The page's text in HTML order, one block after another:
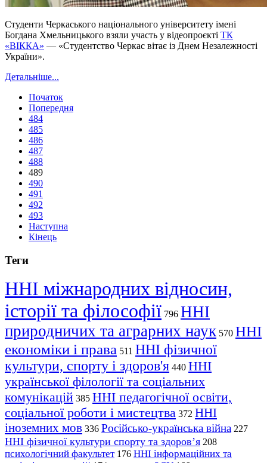
Студенти Черкаського національного університету імені
Богдана Хмельницького взяли участь у відеопроєкті ТК
«ВІККА» — «Студентство Черкас вітає із Днем Незалежності
України».
Детальніше...
Початок
Попередня
484
485
486
487
488
489
490
491
492
493
Наступна
Кінець
Теги
ННІ міжнародних відносин,
історії та філософії 796 ННІ
природничих та аграрних наук 570 ННІ
економіки і права 511 ННІ фізичної
культури, спорту і здоров'я 440 ННІ
української філології та соціальних
комунікацій 385 ННІ педагогічної освіти,
соціальної роботи і мистецтва 372 ННІ
іноземних мов 336 Російсько-українська війна 227
ННІ фізичної культури спорту та здоров’я 208
психологічний факультет 176 ННІ інформаційних та